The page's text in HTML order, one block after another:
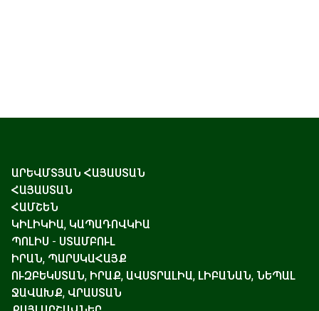
ԱՐԵՎՄՏՅԱՆ ՀԱՅԱՍՏԱՆ
ՀԱՅԱՍՏԱՆ
ՀԱՄՇԵՆ
ԿԻԼԻԿԻԱ, ԿԱՊԱԴՈՎԿԻԱ
ՊՈԼԻՍ - ՍՏԱՄԲՈՒԼ
ԻՐԱՆ, ՊԱՐՍԿԱՀԱՅՔ
ՈՒԶԲԵԿՍՏԱՆ, ԻՐԱՔ, ԱՎՍՏՐԱԼԻԱ, ԼԻԲԱՆԱՆ, ՆԵՊԱԼ
ՋԱՎԱԽՔ, ՎՐԱՍՏԱՆ